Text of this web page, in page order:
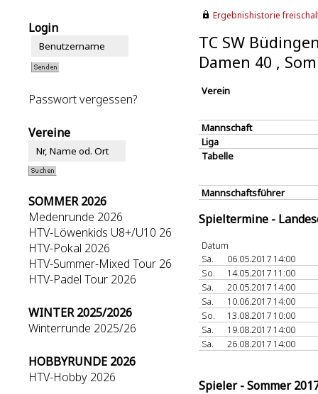
Login
Passwort vergessen?
Vereine
SOMMER 2026
Medenrunde 2026
HTV-Löwenkids U8+/U10 26
HTV-Pokal 2026
HTV-Summer-Mixed Tour 26
HTV-Padel Tour 2026
WINTER 2025/2026
Winterrunde 2025/26
HOBBYRUNDE 2026
HTV-Hobby 2026
Ergebnishistorie
TC SW
Damen 40 ,
Verein
Mannschaft
Liga
Tabelle
Mannschaftsführer
Spieltermine -
Datum
Sa.
06.05.2017 14:00
So.
14.05.2017 11:00
Sa.
20.05.2017 14:00
Sa.
10.06.2017 14:00
So.
13.08.2017 10:00
Sa.
19.08.2017 14:00
Sa.
26.08.2017 14:00
Spieler - Sommer